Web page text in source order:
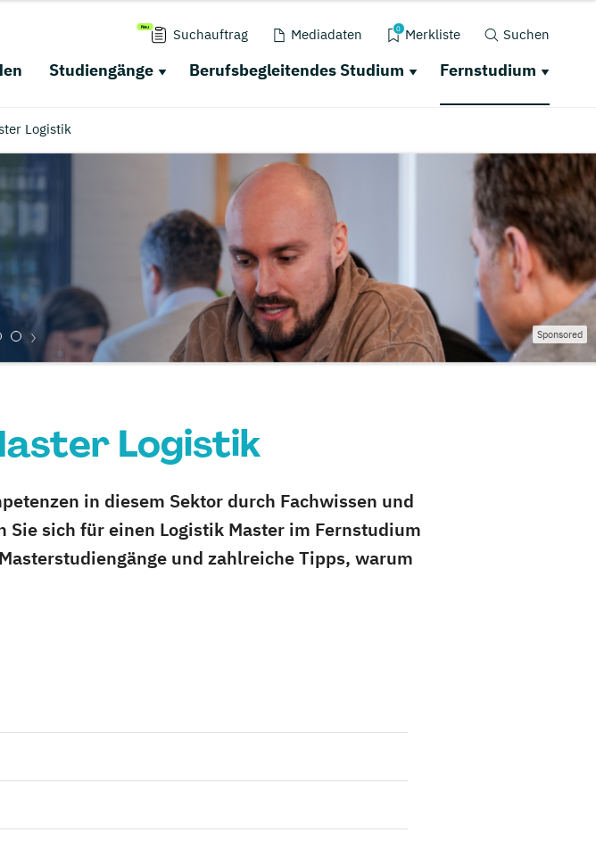
Suchauftrag Mediadaten 0 Merkliste Suchen
Studiengänge Berufsbegleitendes Studium Fernstudium
Logistik
Sponsored
Logistik
in diesem Sektor durch Fachwissen und
sich für einen Logistik Master im Fernstudium
und zahlreiche Tipps, warum